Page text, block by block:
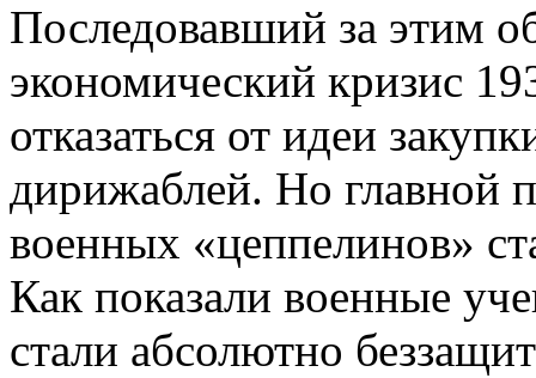
Последовавший за этим
экономический кризис
отказаться от идеи
дирижаблей. Но главной
военных «цеппелинов»
Как показали военные
стали абсолютно